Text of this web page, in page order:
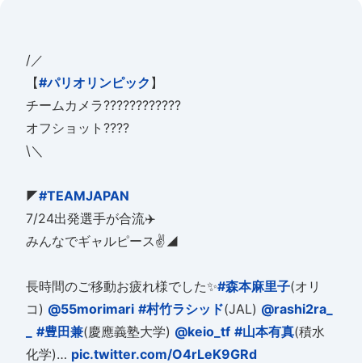
/／
【#パリオリンピック 】
チームカメラ????????????
オフショット????
\＼
◤#TEAMJAPAN
7/24出発選手が合流✈️
みんなでギャルピース✌️◢
長時間のご移動お疲れ様でした✨#森本麻里子(オリ
コ) @55morimari #村竹ラシッド(JAL) @rashi2ra_
#豊田兼(慶應義塾大学) @keio_tf #山本有真(積水
化学)… pic.twitter.com/O4rLeK9GRd